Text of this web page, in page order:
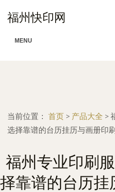
福州快印网
MENU
当前位置： 首页 > 产品大全 >
选择靠谱的台历挂历与画册印
福州专业印刷
择靠谱的台历挂